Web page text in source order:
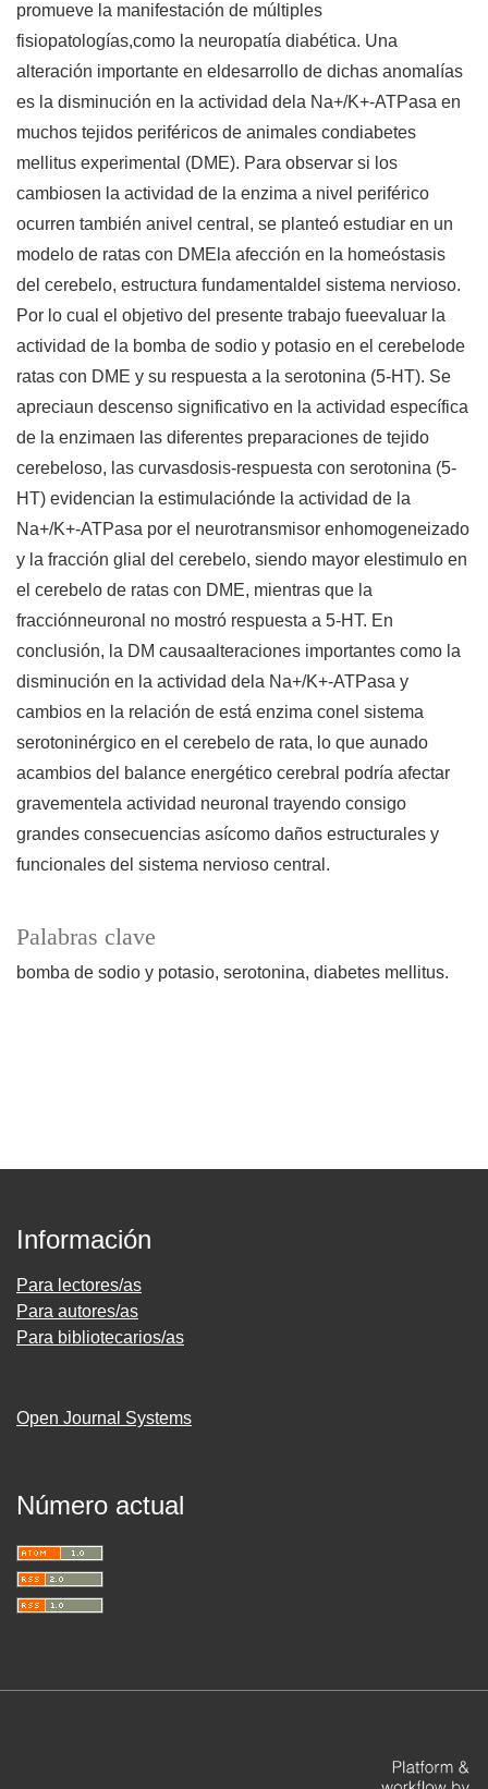
Palabras clave
bomba de sodio y potasio serotonina diabetes mellitus.
promueve la manifestación de múltiples
fisiopatologías,como la neuropatía diabética. Una
alteración importante en eldesarrollo de dichas anomalías
es la disminución en la actividad dela Na+/K+-ATPasa en
muchos tejidos periféricos de animales condiabetes
mellitus experimental (DME). Para observar si los
cambiosen la actividad de la enzima a nivel periférico
ocurren también anivel central, se planteó estudiar en un
modelo de ratas con DMEla afección en la homeóstasis
del cerebelo, estructura fundamentaldel sistema nervioso.
Por lo cual el objetivo del presente trabajo fueevaluar la
actividad de la bomba de sodio y potasio en el cerebelode
ratas con DME y su respuesta a la serotonina (5-HT). Se
apreciaun descenso significativo en la actividad específica
de la enzimaen las diferentes preparaciones de tejido
cerebeloso, las curvasdosis-respuesta con serotonina (5-
HT) evidencian la estimulaciónde la actividad de la
Na+/K+-ATPasa por el neurotransmisor enhomogeneizado
y la fracción glial del cerebelo, siendo mayor elestimulo en
el cerebelo de ratas con DME, mientras que la
fracciónneuronal no mostró respuesta a 5-HT. En
conclusión, la DM causaalteraciones importantes como la
disminución en la actividad dela Na+/K+-ATPasa y
cambios en la relación de está enzima conel sistema
serotoninérgico en el cerebelo de rata, lo que aunado
acambios del balance energético cerebral podría afectar
gravementela actividad neuronal trayendo consigo
grandes consecuencias asícomo daños estructurales y
funcionales del sistema nervioso central.
Información
Para lectores/as
Para autores/as
Para bibliotecarios/as
Open Journal Systems
Número actual